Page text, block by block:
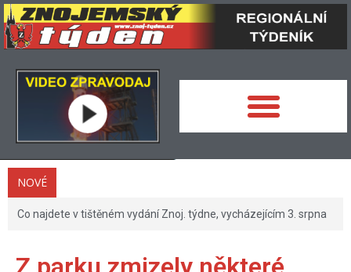
NOVÉ
Co najdete v tištěném vydání Znoj. týdne, vycházejícím 3. srpna